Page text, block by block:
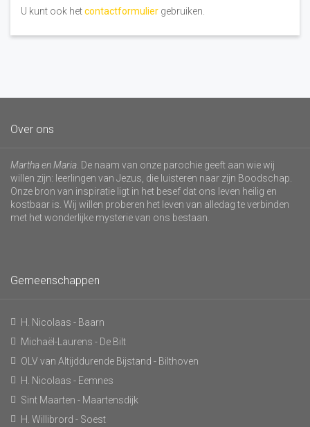
U kunt ook hetcontactformulier gebruiken.
Over ons
Martha en Maria . De naam van onze parochie geeft aan wie wij
willen zijn: leerlingen van Jezus, die luisteren naar zijn Boodschap.
Onze bron van inspiratie ligt in het besef dat ons leven heilig en
kostbaar is. Wij willen proberen het leven van alledag te verbinden
met het wonderlijke mysterie van ons bestaan.
Gemeenschappen
H. Nicolaas - Baarn
Michaël-Laurens - De Bilt
OLV van Altijddurende Bijstand - Bilthoven
H. Nicolaas - Eemnes
Sint Maarten - Maartensdijk
H. Willibrord - Soest